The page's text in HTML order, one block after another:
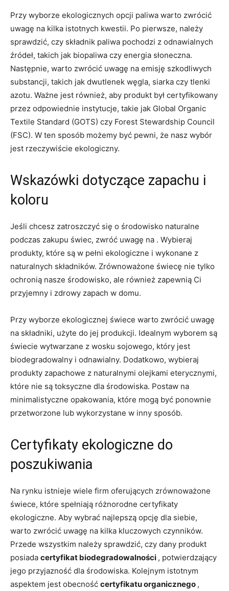
Przy wyborze ekologicznych opcji‌ paliwa warto zwrócić
uwagę na kilka istotnych kwestii.⁢ Po pierwsze, należy
sprawdzić, czy składnik ​paliwa ⁢pochodzi z odnawialnych
źródeł, takich jak biopaliwa czy energia‍ słoneczna.
Następnie, ​warto ⁣zwrócić uwagę na emisję szkodliwych
substancji, takich jak ⁢dwutlenek ​węgla, siarka czy tlenki⁤
azotu.⁢ Ważne jest również, aby produkt był certyfikowany
przez odpowiednie instytucje, ​takie jak Global Organic
Textile Standard (GOTS) czy Forest⁢ Stewardship Council
(FSC). W ⁢ten sposób możemy być pewni, że‍ nasz wybór‌
jest rzeczywiście ekologiczny.
Wskazówki dotyczące zapachu ⁤i
‌koloru
Jeśli ‌chcesz zatroszczyć się o środowisko ⁢naturalne
podczas zakupu świec, zwróć uwagę na . Wybieraj
produkty, które są w pełni ekologiczne i wykonane z
⁣naturalnych składników. Zrównoważone świecę nie tylko
ochronią nasze środowisko, ale również zapewnią Ci
przyjemny i zdrowy zapach w domu.
Przy⁢ wyborze ekologicznej świece⁢ warto zwrócić uwagę
na składniki, użyte do jej⁣ produkcji.⁢ Idealnym wyborem są
​świecie wytwarzane z wosku sojowego, który jest
biodegradowalny i odnawialny. Dodatkowo, wybieraj
produkty zapachowe z naturalnymi olejkami ‍eterycznymi,
które nie są toksyczne dla ⁣środowiska. Postaw ‍na
minimalistyczne​ opakowania, które ⁣mogą ⁣być ⁣ponownie
przetworzone ⁣lub wykorzystane w inny sposób.
Certyfikaty ‍ekologiczne do
poszukiwania
Na rynku istnieje ⁢wiele firm oferujących zrównoważone
świece, które ‌spełniają różnorodne certyfikaty
ekologiczne. Aby ⁤wybrać najlepszą opcję ⁣dla siebie,
warto zwrócić uwagę na⁤ kilka kluczowych czynników.
Przede wszystkim należy⁣ sprawdzić, czy dany produkt
posiada certyfikat biodegradowalności⁣ , potwierdzający
⁣jego przyjazność dla ‍środowiska. Kolejnym istotnym
aspektem jest obecność certyfikatu organicznego ,